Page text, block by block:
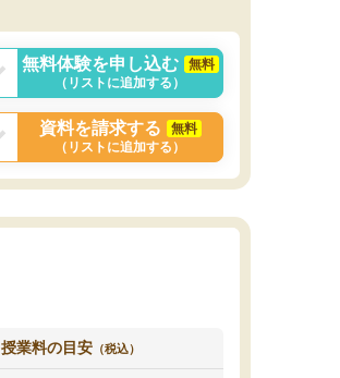
無料体験を申し込む
無料
（リストに追加する）
資料を請求する
無料
（リストに追加する）
授業料の目安 （税込）